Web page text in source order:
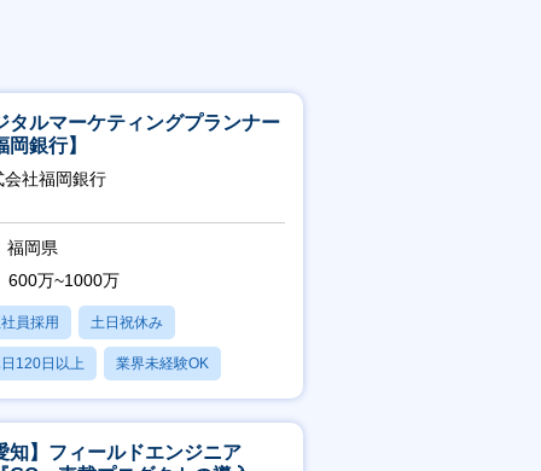
タルマーケティングプランナー
岡銀行】
会社福岡銀行
福岡県
600万~1000万
員採用 土日祝休み
120日以上 業界未経験OK
・育休あり
知】フィールドエンジニア